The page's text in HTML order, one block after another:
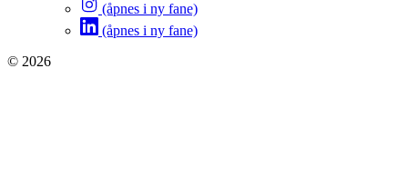
(åpnes i ny fane)
(åpnes i ny fane)
© 2026